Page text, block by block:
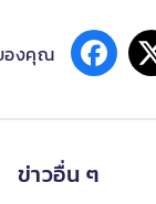
องคุณ
ข่าวอื่น ๆ